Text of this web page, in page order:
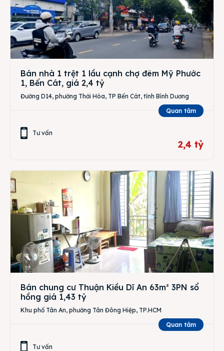
Bán nhà 1 trệt 1 lầu cạnh chợ đêm Mỹ Phước
1, Bến Cát, giá 2,4 tỷ
Đường D14, phường Thới Hòa, TP Bến Cát, tỉnh Bình Dương
Quan tâm
Tư vấn
2,4 tỷ
Bán chung cư Thuận Kiều Dĩ An 63m² 3PN sổ
hồng giá 1,43 tỷ
Khu phố Tân An, phường Tân Đông Hiệp, TP.HCM
Quan tâm
Tư vấn